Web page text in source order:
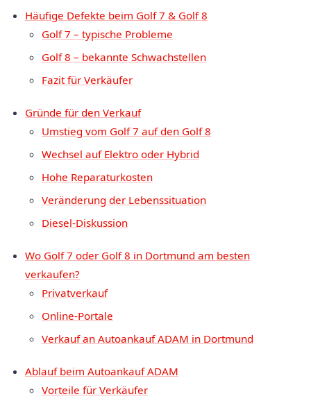
Häufige Defekte beim Golf 7 & Golf 8
Golf 7 – typische Probleme
Golf 8 – bekannte Schwachstellen
Fazit für Verkäufer
Gründe für den Verkauf
Umstieg vom Golf 7 auf den Golf 8
Wechsel auf Elektro oder Hybrid
Hohe Reparaturkosten
Veränderung der Lebenssituation
Diesel-Diskussion
Wo Golf 7 oder Golf 8 in Dortmund am besten
verkaufen?
Privatverkauf
Online-Portale
Verkauf an Autoankauf ADAM in Dortmund
Ablauf beim Autoankauf ADAM
Vorteile für Verkäufer